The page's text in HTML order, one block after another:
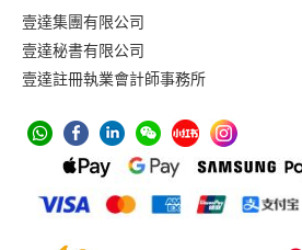
e
n
壹達集團有限公司
壹達秘書有限公司
壹達註冊執業會計師事務所